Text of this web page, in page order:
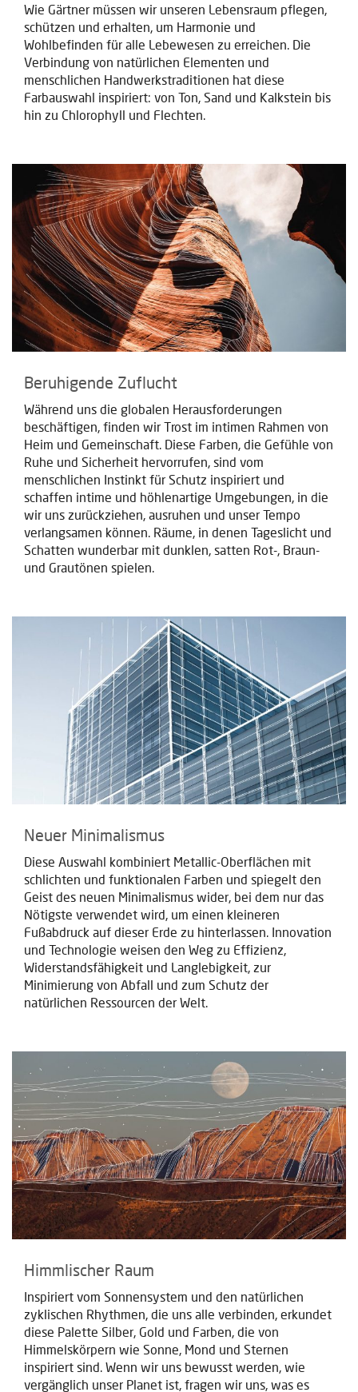
Wie Gärtner müssen wir unseren Lebensraum pflegen,
schützen und erhalten, um Harmonie und
Wohlbefinden für alle Lebewesen zu erreichen. Die
Verbindung von natürlichen Elementen und
menschlichen Handwerkstraditionen hat diese
Farbauswahl inspiriert: von Ton, Sand und Kalkstein bis
hin zu Chlorophyll und Flechten.
Beruhigende Zuflucht
Während uns die globalen Herausforderungen
beschäftigen, finden wir Trost im intimen Rahmen von
Heim und Gemeinschaft. Diese Farben, die Gefühle von
Ruhe und Sicherheit hervorrufen, sind vom
menschlichen Instinkt für Schutz inspiriert und
schaffen intime und höhlenartige Umgebungen, in die
wir uns zurückziehen, ausruhen und unser Tempo
verlangsamen können. Räume, in denen Tageslicht und
Schatten wunderbar mit dunklen, satten Rot-, Braun-
und Grautönen spielen.
Neuer Minimalismus
Diese Auswahl kombiniert Metallic-Oberflächen mit
schlichten und funktionalen Farben und spiegelt den
Geist des neuen Minimalismus wider, bei dem nur das
Nötigste verwendet wird, um einen kleineren
Fußabdruck auf dieser Erde zu hinterlassen. Innovation
und Technologie weisen den Weg zu Effizienz,
Widerstandsfähigkeit und Langlebigkeit, zur
Minimierung von Abfall und zum Schutz der
natürlichen Ressourcen der Welt.
Himmlischer Raum
Inspiriert vom Sonnensystem und den natürlichen
zyklischen Rhythmen, die uns alle verbinden, erkundet
diese Palette Silber, Gold und Farben, die von
Himmelskörpern wie Sonne, Mond und Sternen
inspiriert sind. Wenn wir uns bewusst werden, wie
vergänglich unser Planet ist, fragen wir uns, was es